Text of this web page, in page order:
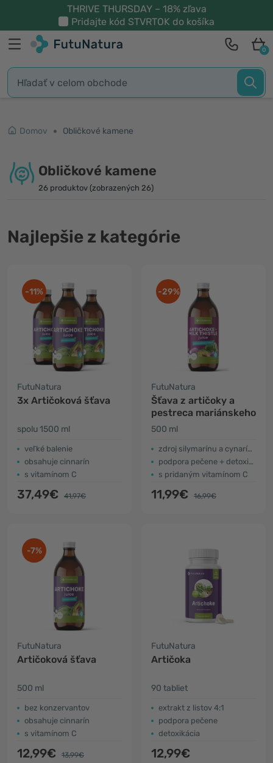
THRIVE THURSDAY – 18% zľava
Pridajte kód STVRTOK do košíka
0
Domov Obličkové kamene
Obličkové kamene
26 produktov (zobrazených 26)
Najlepšie z kategórie
-11%
FutuNatura
3x Artičoková šťava
spolu 1500 ml
veľké balenie
obsahuje cinnarín
s vitamínom C
37,49€ 41,97€
-29%
FutuNatura
Šťava z artičoky a
pestreca mariánskeho
500 ml
zdroj silymarínu a cynarínu
podpora pečene + detoxikácia
s pridaným vitamínom C
11,99€ 16,99€
-7%
FutuNatura
Artičoková šťava
500 ml
bez konzervantov
obsahuje cinnarín
s vitamínom C
12,99€ 13,99€
FutuNatura
Artičoka
90 tabliet
extrakt z listov 4:1
podpora pečene
detoxikácia
12,99€